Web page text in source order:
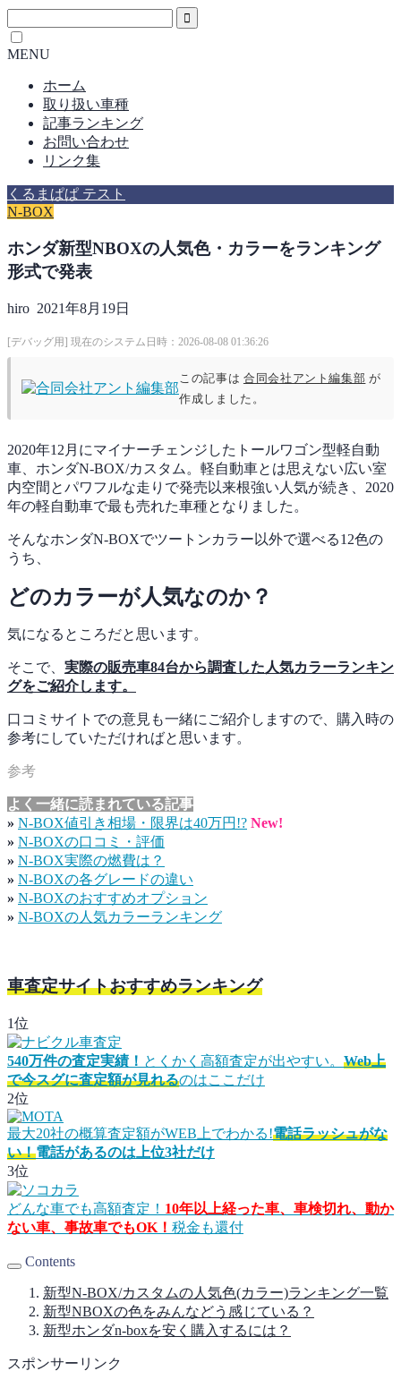
MENU
ホーム
取り扱い車種
記事ランキング
お問い合わせ
リンク集
くるまぱぱ テスト
N-BOX
ホンダ新型NBOXの人気色・カラーをランキング
形式で発表
hiro 2021年8月19日
[デバッグ用] 現在のシステム日時：2026-08-08 01:36:26
この記事は 合同会社アント編集部 が
作成しました。
2020年12月にマイナーチェンジしたトールワゴン型軽自動
車、ホンダN-BOX/カスタム。軽自動車とは思えない広い室
内空間とパワフルな走りで発売以来根強い人気が続き、2020
年の軽自動車で最も売れた車種となりました。
そんなホンダN-BOXでツートンカラー以外で選べる12色の
うち、
どのカラーが人気なのか？
気になるところだと思います。
そこで、 実際の販売車84台から調査した人気カラーランキン
グをご紹介します。
口コミサイトでの意見も一緒にご紹介しますので、購入時の
参考にしていただければと思います。
よく一緒に読まれている記事
» N-BOX値引き相場・限界は40万円!? New!
» N-BOXの口コミ・評価
» N-BOX実際の燃費は？
» N-BOXの各グレードの違い
» N-BOXのおすすめオプション
» N-BOXの人気カラーランキング
車査定サイトおすすめランキング
1位
540万件の査定実績！ とくかく高額査定が出やすい。 Web上
で今スグに査定額が見れるのはここだけ
2位
最大20社の概算査定額がWEB上でわかる!電話ラッシュがな
い！電話があるのは上位3社だけ
3位
どんな車でも高額査定！ 10年以上経った車、車検切れ、動か
ない車、事故車でもOK！ 税金も還付
Contents
新型N-BOX/カスタムの人気色(カラー)ランキング一覧
新型NBOXの色をみんなどう感じている？
新型ホンダn-boxを安く購入するには？
スポンサーリンク